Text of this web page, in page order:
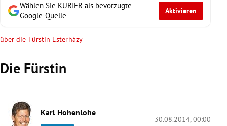
Wählen Sie KURIER als bevorzugte
Google-Quelle
Aktivieren
über die Fürstin Esterházy
Die Fürstin
Karl Hohenlohe
30.08.2014, 00:00